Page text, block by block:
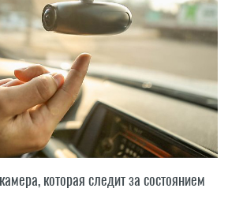
которая следит за состоянием